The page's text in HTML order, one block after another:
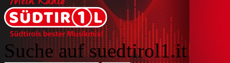
Suche auf suedtirol1.it